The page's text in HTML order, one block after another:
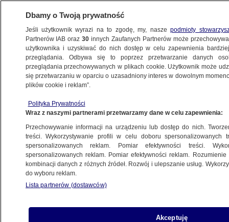
PROGRAMY
15.07.2015, 23:42
Udostępnij
Dbamy o Twoją prywatność
Jeśli użytkownik wyrazi na to zgodę, my, naszepodmioty
Partnerów IAB oraz30 innych Zaufanych Partnerów może
użytkownika i uzyskiwać do nich dostęp w celu zapewnienia
przeglądania. Odbywa się to poprzez przetwarzanie danych
przeglądania przechowywanych w plikach cookie. Użytkownik może
się przetwarzaniu w oparciu o uzasadniony interes w dowolnym
plików cookie i reklam”.
Polityka Prywatności
Wraz z naszymi partnerami przetwarzamy dane w celu zapewnienia:
Przechowywanie informacji na urządzeniu lub dostęp do nich.
treści. Wykorzystywanie profili w celu doboru spersonalizowanych
spersonalizowanych reklam. Pomiar efektywności treści.
spersonalizowanych reklam. Pomiar efektywności reklam.
kombinacji danych z różnych źródeł. Rozwój i ulepszanie usług.
do wyboru reklam.
Lista partnerów (dostawców)
Akceptuję